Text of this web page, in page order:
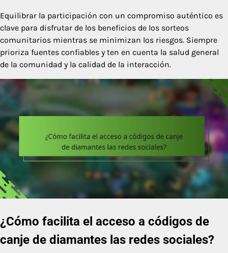
Equilibrar la participación con un compromiso auténtico es
clave para disfrutar de los beneficios de los sorteos
comunitarios mientras se minimizan los riesgos. Siempre
prioriza fuentes confiables y ten en cuenta la salud general
de la comunidad y la calidad de la interacción.
¿Cómo facilita el acceso a códigos de
canje de diamantes las redes sociales?